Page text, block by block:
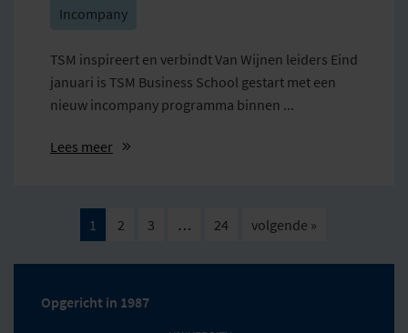
Incompany
TSM inspireert en verbindt Van Wijnen leiders Eind
januari is TSM Business School gestart met een
nieuw incompany programma binnen ...
Lees meer
1 2 3 … 24 volgende »
Opgericht in 1987